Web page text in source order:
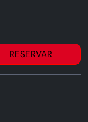
RESERVAR